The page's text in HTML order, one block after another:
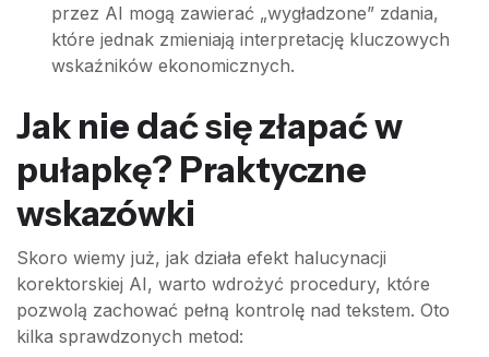
przez AI mogą zawierać „wygładzone” zdania,
które jednak zmieniają interpretację kluczowych
wskaźników ekonomicznych.
Jak nie dać się złapać w
pułapkę? Praktyczne
wskazówki
Skoro wiemy już, jak działa efekt halucynacji
korektorskiej AI, warto wdrożyć procedury, które
pozwolą zachować pełną kontrolę nad tekstem. Oto
kilka sprawdzonych metod: